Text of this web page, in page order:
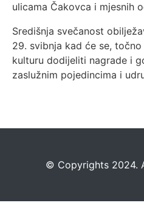
ulicama Čakovca i mjesnih
Središnja svečanost
29. svibnja kad će se,
kulturu dodijeliti nagrade i
zaslužnim pojedincima i
©️ Copyrights 2024.